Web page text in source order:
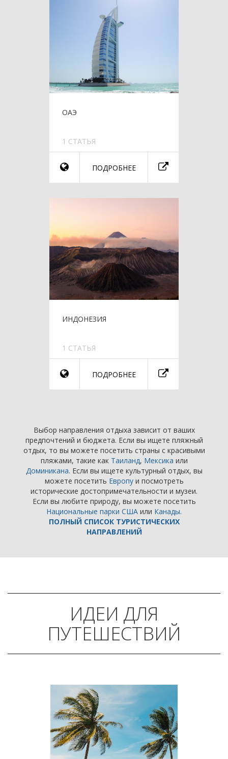
ОАЭ
1 СТАТЬЯ
ПОДРОБНЕЕ
ИНДОНЕЗИЯ
1 СТАТЬЯ
ПОДРОБНЕЕ
Выбор направления отдыха зависит от ваших
предпочтений и бюджета. Если вы ищете пляжный
отдых, то вы можете посетить страны с красивыми
пляжами, такие как Таиланд, Мексика или
Доминикана. Если вы ищете культурный отдых, вы
можете посетить Европуи посмотреть
исторические достопримечательности и музеи.
Если вы любите природу, вы можете посетить
Национальные парки США или Канады.
ПОЛНЫЙ СПИСОК ТУРИСТИЧЕСКИХ
НАПРАВЛЕНИЙ
ИДЕИ ДЛЯ
ПУТЕШЕСТВИЙ